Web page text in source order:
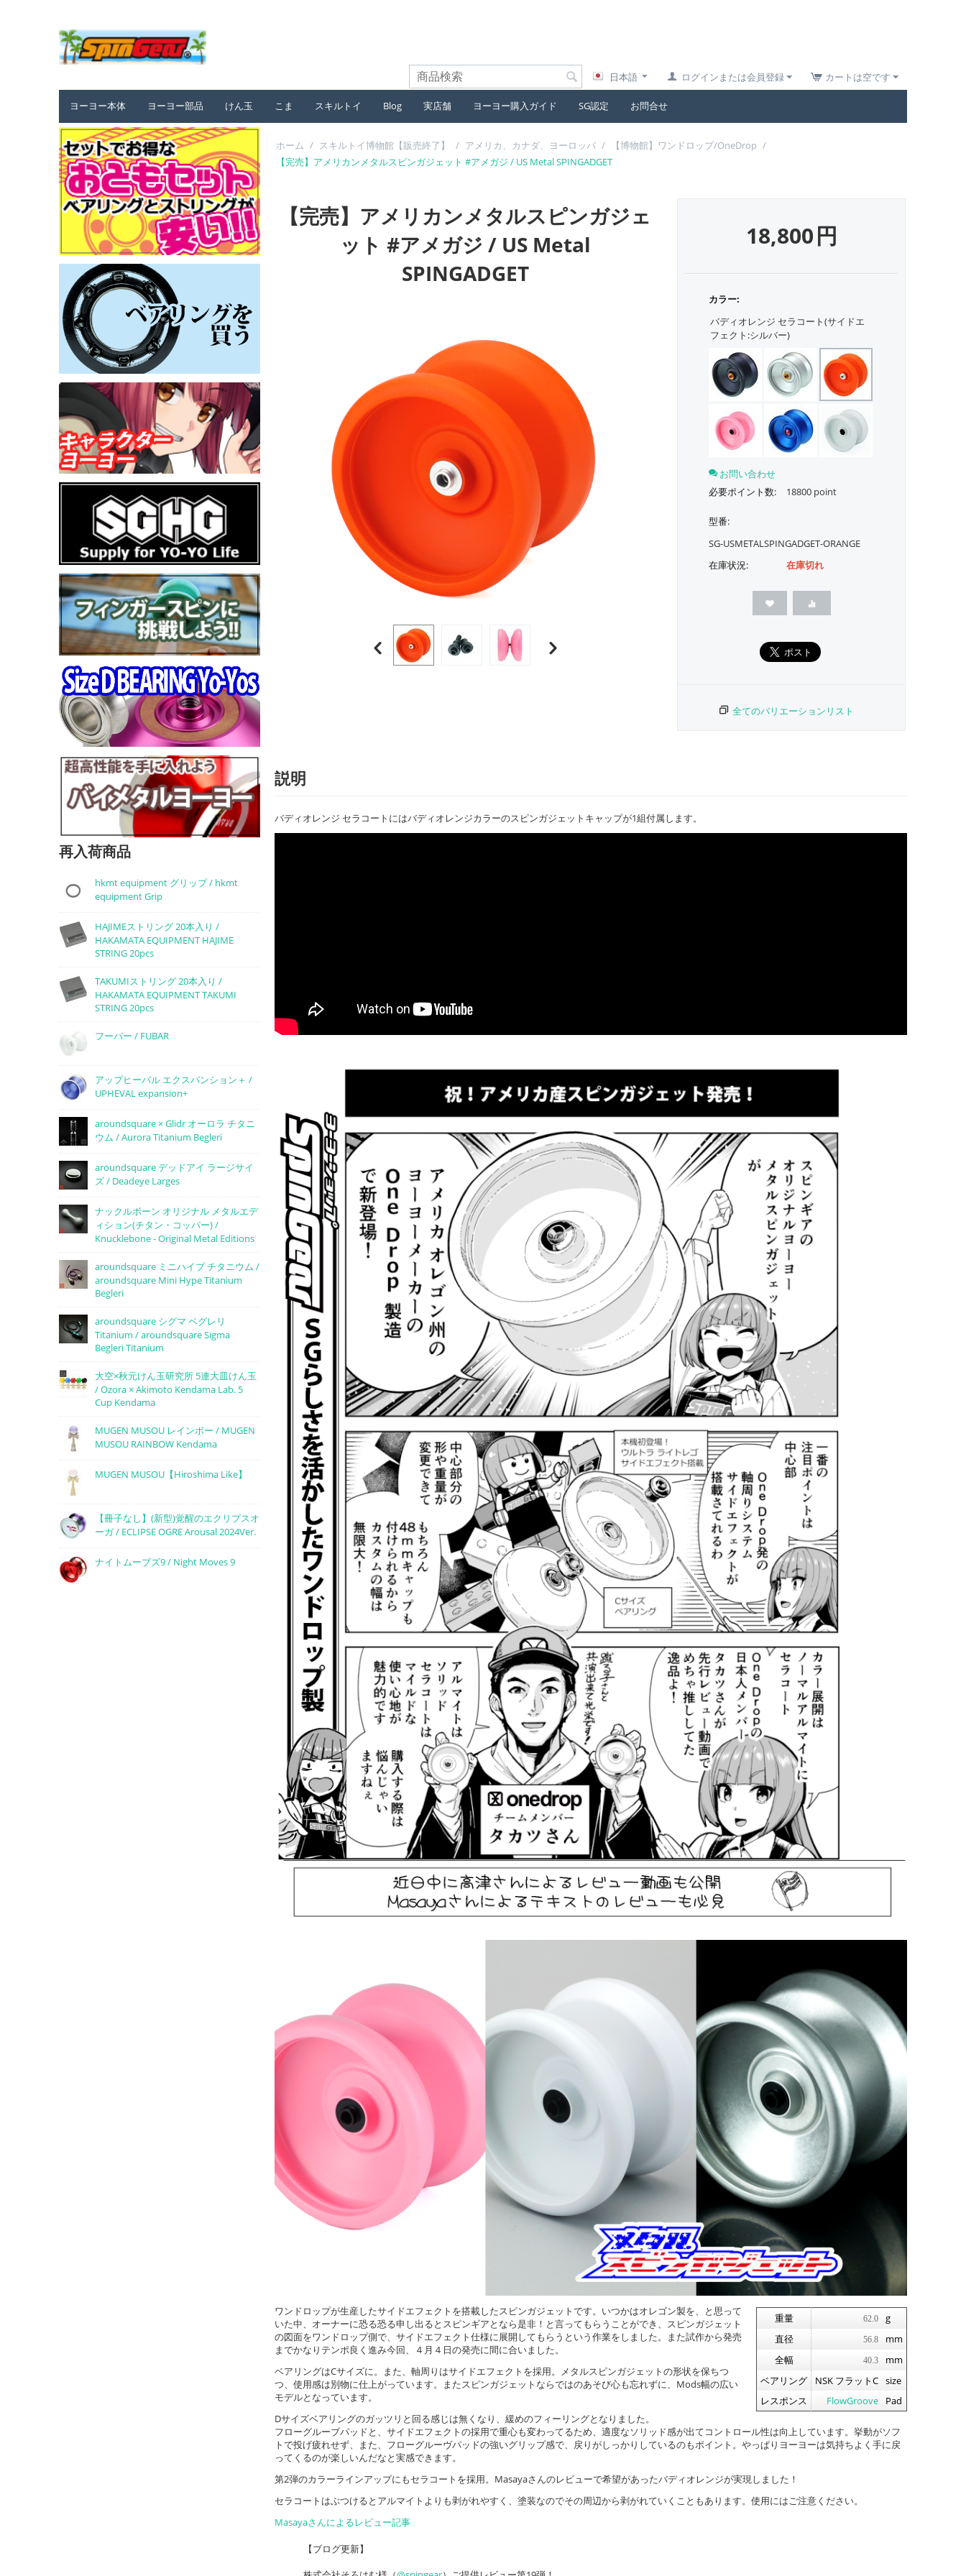
カートは空です
ログインまたは会員登録
日本語
ヨーヨー本体 ヨーヨー部品 けん玉 こま スキルトイ Blog 実店舗 ヨーヨー購入ガイド SG認定 お問合せ
再入荷商品
hkmt equipment グリップ / hkmt
equipment Grip
HAJIMEストリング 20本入り /
HAKAMATA EQUIPMENT HAJIME
STRING 20pcs
TAKUMIストリング 20本入り /
HAKAMATA EQUIPMENT TAKUMI
STRING 20pcs
フーバー / FUBAR
アップヒーバル エクスパンション＋ /
UPHEVAL expansion+
aroundsquare × Glidr オーロラ チタニ
ウム / Aurora Titanium Begleri
aroundsquare デッドアイ ラージサイ
ズ / Deadeye Larges
ナックルボーン オリジナル メタルエデ
ィション(チタン・コッパー) /
Knucklebone - Original Metal Editions
aroundsquare ミニハイプ チタニウム /
aroundsquare Mini Hype Titanium
Begleri
aroundsquare シグマ ベグレリ
Titanium / aroundsquare Sigma
Begleri Titanium
大空×秋元けん玉研究所 5連大皿けん玉
/ Ozora × Akimoto Kendama Lab. 5
Cup Kendama
MUGEN MUSOU レインボー / MUGEN
MUSOU RAINBOW Kendama
MUGEN MUSOU【Hiroshima Like】
【冊子なし】(新型)覚醒のエクリプスオ
ーガ / ECLIPSE OGRE Arousal 2024Ver.
ナイトムーブズ9 / Night Moves 9
ホーム / スキルトイ博物館【販売終了】 / アメリカ、カナダ、ヨーロッパ / 【博物館】ワンドロップ/OneDrop /
【完売】アメリカンメタルスピンガジェット #アメガジ / US Metal SPINGADGET
【完売】アメリカンメタルスピンガジェ
ット #アメガジ / US Metal
SPINGADGET
18,800円
カラー:
バディオレンジ セラコート(サイドエ
フェクト:シルバー)
お問い合わせ
必要ポイント数:
18800 point
型番:
SG-USMETALSPINGADGET-ORANGE
在庫状況:
在庫切れ
全てのバリエーションリスト
説明
バディオレンジ セラコートにはバディオレンジカラーのスピンガジェットキャップが1組付属します。
重量 62.0
g
直径
56.8
mm
全幅
40.3
mm
ベアリング
NSK フラットC size
レスポンス
FlowGroove Pad
ワンドロップが生産したサイドエフェクトを搭載したスピンガジェットです。いつかはオレゴン製を、と思って
いた中、オーナーに恐る恐る申し出るとスピンギアとなら是非！と言ってもらうことができ、スピンガジェット
の図面をワンドロップ側で、サイドエフェクト仕様に展開してもらうという作業をしました。また試作から発売
までかなりテンポ良く進み今回、４月４日の発売に間に合いました。
ベアリングはCサイズに。また、軸周りはサイドエフェクトを採用。メタルスピンガジェットの形状を保ちつ
つ、使用感は別物に仕上がっています。またスピンガジェットならではのあそび心も忘れずに、Mods幅の広い
モデルとなっています。
Dサイズベアリングのガッツリと回る感じは無くなり、緩めのフィーリングとなりました。
フローグルーブパッドと、サイドエフェクトの採用で重心も変わってるため、適度なソリッド感が出てコントロール性は向上しています。挙動がソフ
トで投げ疲れせず、また、フローグルーヴパッドの強いグリップ感で、戻りがしっかりしているのもポイント。やっぱりヨーヨーは気持ちよく手に戻
ってくるのが楽しいんだなと実感できます。
第2弾のカラーラインアップにもセラコートを採用。Masayaさんのレビューで希望があったバディオレンジが実現しました！
セラコートはぶつけるとアルマイトよりも剥がれやすく、塗装なのでその周辺から剥がれていくこともあります。使用にはご注意ください。
Masayaさんによるレビュー記事
【ブログ更新】